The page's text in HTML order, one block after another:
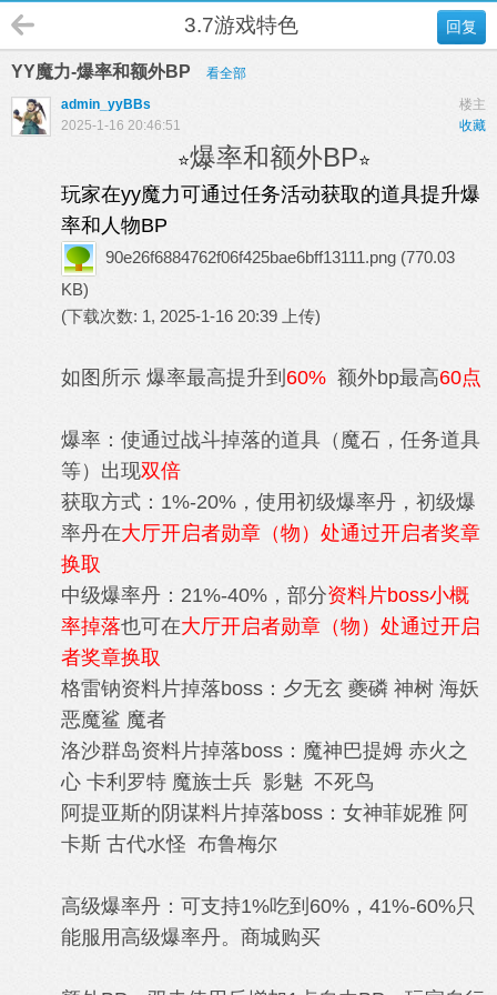
回复
3.7游戏特色
YY魔力-爆率和额外BP
看全部
楼主
admin_yyBBs
收藏
2025-1-16 20:46:51
⭐爆率和额外BP⭐
玩家在yy魔力可通过任务活动获取的道具提升爆
率和人物BP
90e26f6884762f06f425bae6bff13111.png (770.03
KB)
(下载次数: 1, 2025-1-16 20:39 上传)
如图所示 爆率最高提升到 60% 额外bp最高60点
爆率：使通过战斗掉落的道具（魔石，任务道具
等）出现双倍
获取方式：1%-20%，使用初级爆率丹，初级爆
率丹在大厅开启者勋章（物）处通过开启者奖章
换取
中级爆率丹：21%-40%，部分资料片boss小概
率掉落也可在大厅开启者勋章（物）处通过开启
者奖章换取
格雷钠资料片掉落boss：夕无玄 夔磷 神树 海妖
恶魔鲨 魔者
洛沙群岛资料片掉落boss：魔神巴提姆 赤火之
心 卡利罗特 魔族士兵 影魅 不死鸟
阿提亚斯的阴谋料片掉落boss：女神菲妮雅 阿
卡斯 古代水怪 布鲁梅尔
高级爆率丹：可支持1%吃到60%，41%-60%只
能服用高级爆率丹。商城购买